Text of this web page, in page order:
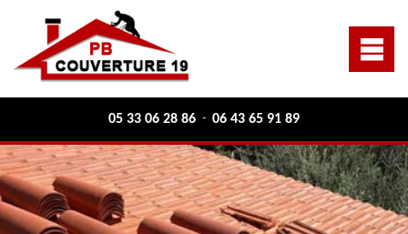
05 33 06 28 86 - 06 43 65 91 89